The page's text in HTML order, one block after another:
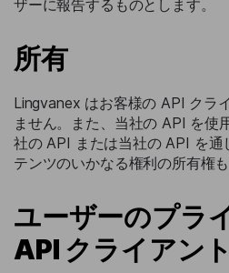
ザーに報告するものとします。
所有
Lingvanex はお客様の API クラ
ません。また、当社の API を使
社の API または当社の API を通
テンツのいかなる権利の所有権も
ユーザーのプラ
API クライアント